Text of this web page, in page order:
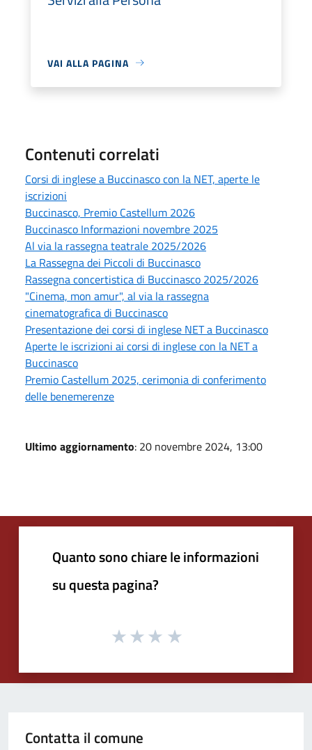
VAI ALLA PAGINA
Contenuti correlati
Corsi di inglese a Buccinasco con la NET, aperte le
iscrizioni
Buccinasco, Premio Castellum 2026
Buccinasco Informazioni novembre 2025
Al via la rassegna teatrale 2025/2026
La Rassegna dei Piccoli di Buccinasco
Rassegna concertistica di Buccinasco 2025/2026
"Cinema, mon amur", al via la rassegna
cinematografica di Buccinasco
Presentazione dei corsi di inglese NET a Buccinasco
Aperte le iscrizioni ai corsi di inglese con la NET a
Buccinasco
Premio Castellum 2025, cerimonia di conferimento
delle benemerenze
Ultimo aggiornamento: 20 novembre 2024, 13:00
Quanto sono chiare le informazioni
su questa pagina?
Contatta il comune